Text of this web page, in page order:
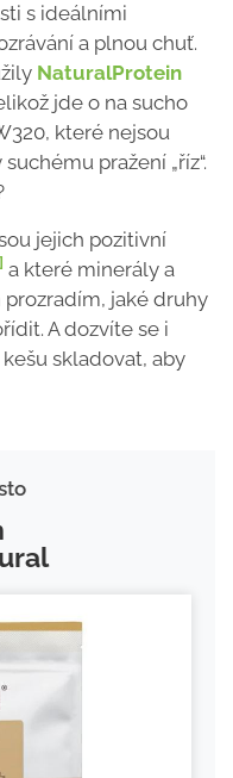
s ideálními
a plnou chuť.
NaturalProtein
jde o na sucho
které nejsou
pražení „říz“.
jejich pozitivní
a které minerály a
prozradím, jaké druhy
A dozvíte se i
skladovat, aby